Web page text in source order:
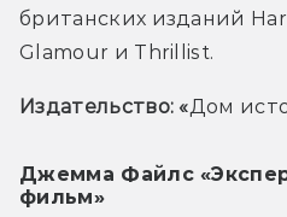
британских изданий
Glamour и Thrillist.
Издательство: «Дом
Джемма Файлс
фильм»